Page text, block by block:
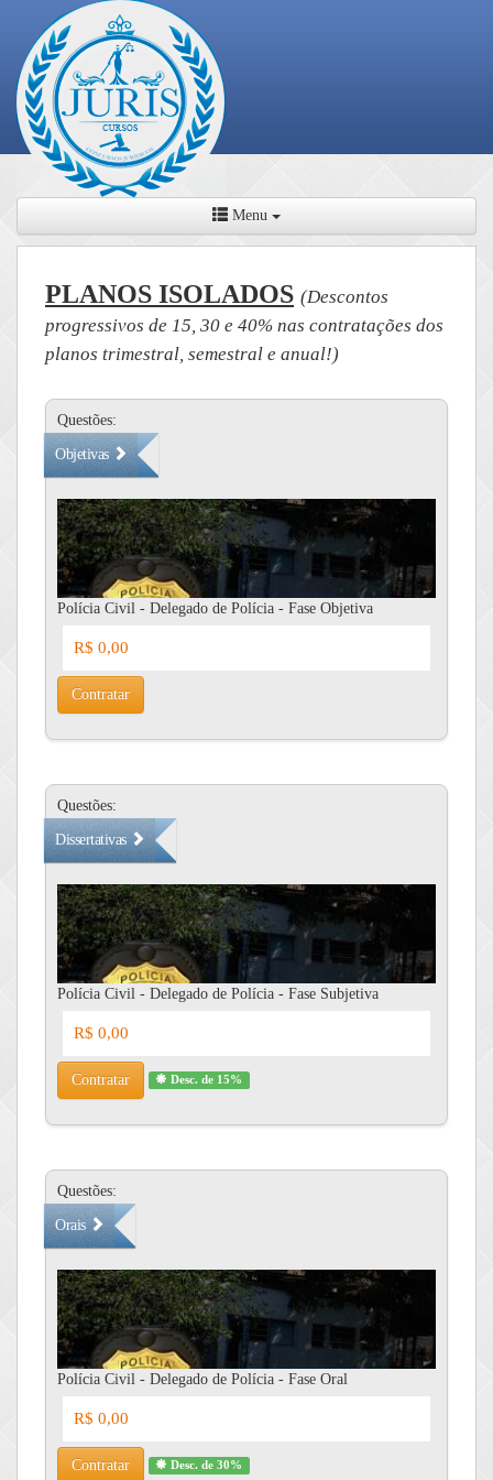
Menu
PLANOS ISOLADOS (Descontos
progressivos de 15, 30 e 40% nas contratações dos
planos trimestral, semestral e anual!)
Questões:
Objetivas
Polícia Civil - Delegado de Polícia - Fase Objetiva
R$ 0,00
Contratar
Questões:
Dissertativas
Polícia Civil - Delegado de Polícia - Fase Subjetiva
R$ 0,00
Contratar Desc. de 15%
Questões:
Orais
Polícia Civil - Delegado de Polícia - Fase Oral
R$ 0,00
Contratar Desc. de 30%